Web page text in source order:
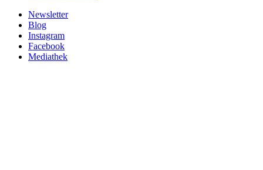
Newsletter
Blog
Instagram
Facebook
Mediathek